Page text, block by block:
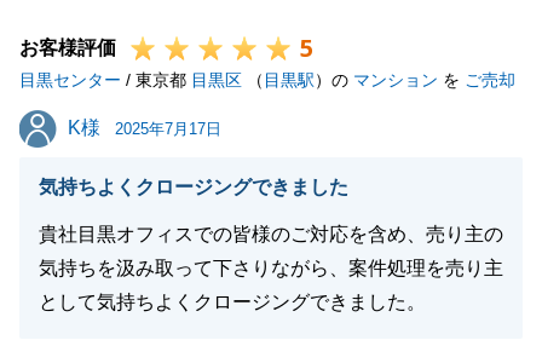
引き続きよろしくお願いいたします。
お客様評価 5
目黒センター / 東京都 目黒区 （ 目黒駅）の マンション を ご売却
K様
K様 2025年7月17日
気持ちよくクロージングできました
貴社目黒オフィスでの皆様のご対応を含め、売り主の
気持ちを汲み取って下さりながら、案件処理を売り主
として気持ちよくクロージングできました。